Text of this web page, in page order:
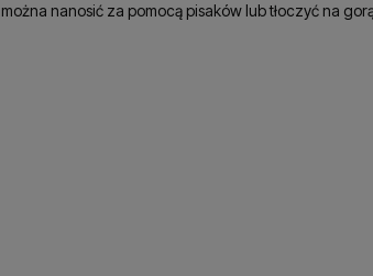
nanosić za pomocą pisaków lub tłoczyć na